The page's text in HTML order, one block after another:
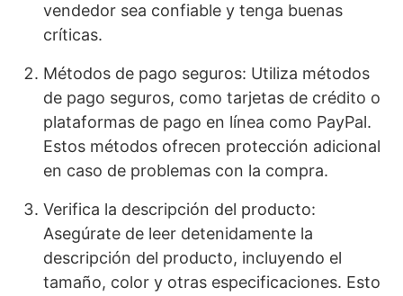
vendedor sea confiable y tenga buenas
críticas.
Métodos de pago seguros: Utiliza métodos
de pago seguros, como tarjetas de crédito o
plataformas de pago en línea como PayPal.
Estos métodos ofrecen protección adicional
en caso de problemas con la compra.
Verifica la descripción del producto:
Asegúrate de leer detenidamente la
descripción del producto, incluyendo el
tamaño, color y otras especificaciones. Esto